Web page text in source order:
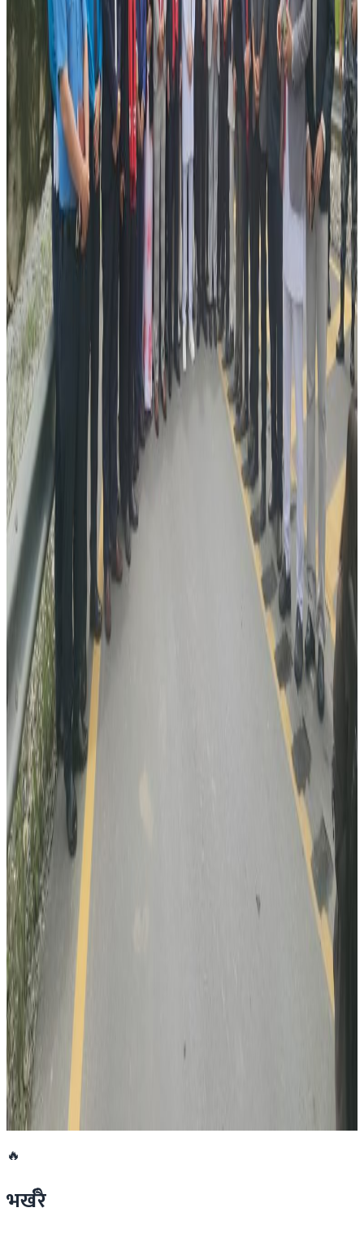
यस वेवसाइटमा प्रकाशित समाचार, विचार र लेखबारे तपाईंको कुनै
प्रतिक्रिया, गुनासो, सुझाव र सल्लाह छन् भने कृपया हामीलाई निम्न ईमेलमा
पठाउनुहोला । तपाईंको सहयोगले हामीलाई निष्पक्ष र तटस्थ पत्रकारिता गर्न
टेवा पुग्नेछ । सम्पर्क इमेल :info@nepaltube.com.au
शेयर:
प्रतिक्रिया दिनुहोस
टिप्पणीहरू लोड हुँदैछ…
सम्बन्धित समाचार
विदेशबाट फर्किने नेपालीलाई प्रहरीको आग्रह:
अपरिचितको सुन वा सामान नबोक्नू
२०२६ अगस्ट ६
रोमानियामा रेलको ठक्करबाट दुई नेपालीको मृत्यु, दुई
२०२६ अगस्ट ४
अष्ट्रेलियामा नर्सको तलब पाँचौं पटक वृद्धि
२०२६ अगस्ट ३
पाकिस्तानको ब्रोड पिकमा हिमपहिरो: बेपत्तामध्ये २
जनाको शव फेला
२०२६ अगस्ट १
कुवेतमा ड्रोन आक्रमणमा नेपालीको मृत्यु, मध्यपूर्व
तनावमा ज्यान गुमाउने नेपालीको संख्या दुई
२०२६ अगस्ट १
सुनसरी घटनामा सर्वदलीय बैठक: सरकारको
भूमिकामाथि विपक्षी दलहरूको प्रश्न
२०२६ जुलाई ३०
भौतिक पूर्वाधारमन्त्री आफैंले गाडि चलाएर उद्घाटन
गरे नागढुंगा-काठमाडौं सुरुङमार्ग
अनुमतिबिनै सञ्चालन भएको साउदी सिप प्रमाणीकरण
केन्द्रमा सरकारको तालाबन्दी
🔥
भर्खरै